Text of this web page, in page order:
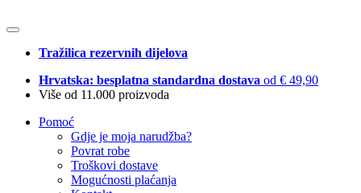
Tražilica rezervnih dijelova
Hrvatska: besplatna standardna dostava od € 49,90
Više od 11.000 proizvoda
Pomoć
Gdje je moja narudžba?
Povrat robe
Troškovi dostave
Mogućnosti plaćanja